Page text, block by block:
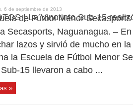
6 de septiembre de 2013
Secasports, Naguanagua. –
lazos y sirvió de mucho en
la Escuela de Fútbol Menor
15 llevaron a cabo ...
»